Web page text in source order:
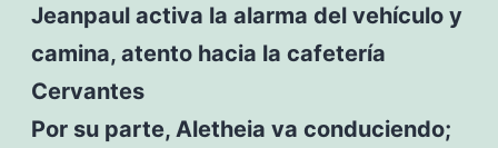
Jeanpaul activa la alarma del vehículo y
camina, atento hacia la cafetería
Cervantes
Por su parte, Aletheia va conduciendo;